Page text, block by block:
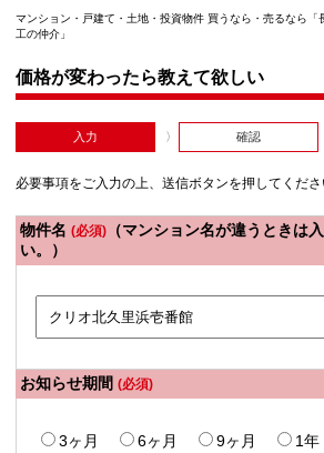
マンション・戸建て・土地・投資物件 買うなら・売るなら「
工の仲介」
価格が変わったら教えて欲しい
入力 確認
必要事項をご入力の上、送信ボタンを押してくださ
物件名 (必須) （マンション名が違うときは
い。）
お知らせ期間 (必須)
3ヶ月 6ヶ月 9ヶ月 1年